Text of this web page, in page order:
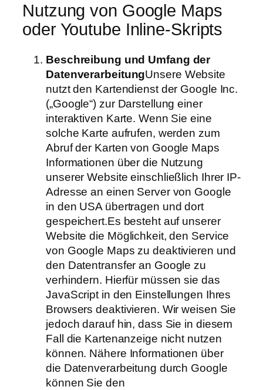
Nutzung von Google Maps
oder Youtube Inline‐Skripts
Beschreibung und Umfang der
DatenverarbeitungUnsere Website
nutzt den Kartendienst der Google Inc.
(„Google“) zur Darstellung einer
interaktiven Karte. Wenn Sie eine
solche Karte aufrufen, werden zum
Abruf der Karten von Google Maps
Informationen über die Nutzung
unserer Website einschließlich Ihrer IP‐
Adresse an einen Server von Google
in den USA übertragen und dort
gespeichert.Es besteht auf unserer
Website die Möglichkeit, den Service
von Google Maps zu deaktivieren und
den Datentransfer an Google zu
verhindern. Hierfür müssen sie das
JavaScript in den Einstellungen Ihres
Browsers deaktivieren. Wir weisen Sie
jedoch darauf hin, dass Sie in diesem
Fall die Kartenanzeige nicht nutzen
können. Nähere Informationen über
die Datenverarbeitung durch Google
können Sie den